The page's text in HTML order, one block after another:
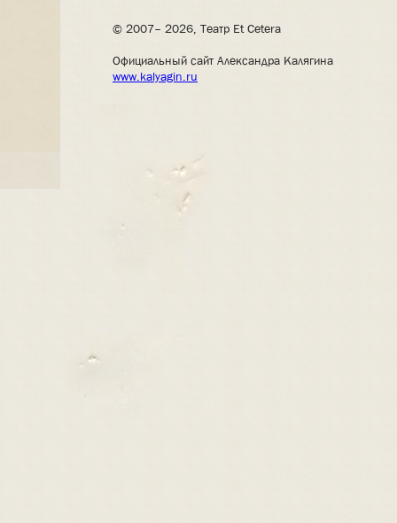
© 2007– 2026, Театр Et Cetera
Официальный сайт Александра Калягина
www.kalyagin.ru